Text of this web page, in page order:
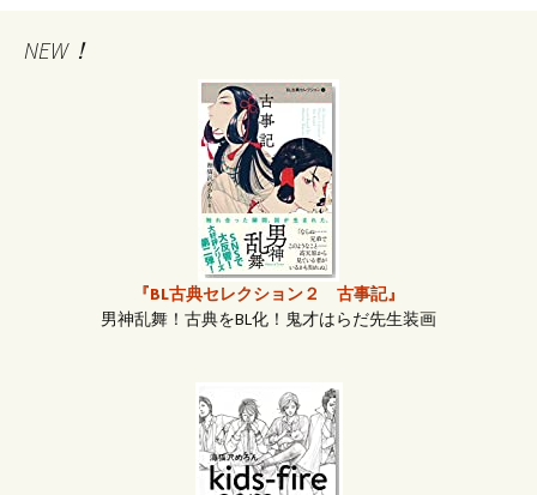
稿
NEW！
『BL古典セレクション２ 古事記』
男神乱舞！古典をBL化！鬼才はらだ先生装画